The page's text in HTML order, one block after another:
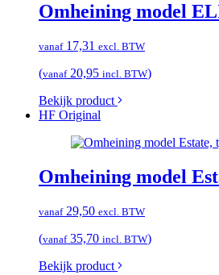
Omheining model
vanaf17,31 excl. BTW
(vanaf20,95 incl. BTW)
Bekijk product
HF Original
Omheining model
vanaf29,50 excl. BTW
(vanaf35,70 incl. BTW)
Bekijk product